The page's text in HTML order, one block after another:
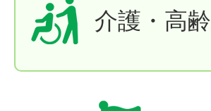
介護・高齢